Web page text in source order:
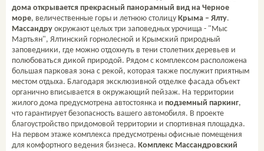
дома открывается прекрасный панорамный вид на Черное
море, величественные горы и летнюю столицу Крыма – Ялту.
Массандру окружают целых три заповедных урочища - "Мыс
Мартьян", Ялтинский горнолесной и Крымский природный
заповедники, где можно отдохнуть в тени столетних деревьев и
полюбоваться дикой природой. Рядом с комплексом расположена
большая парковая зона с рекой, которая также послужит приятным
местом отдыха. Благодаря эксклюзивной отделке фасада объект
органично вписывается в окружающий пейзаж. На территории
жилого дома предусмотрена автостоянка и подземный паркинг,
что гарантирует безопасность вашего автомобиля. В проекте
благоустройство придомовой территории и спортивная площадка.
На первом этаже комплекса предусмотрены офисные помещения
для комфортного ведения бизнеса. Комплекс Массандровский